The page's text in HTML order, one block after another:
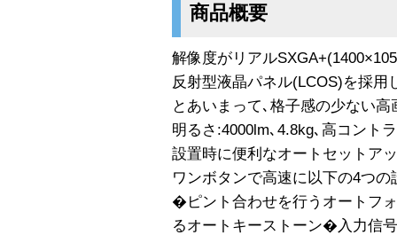
商品概要
解像度がリアル
反射型液晶パネル(LCOS)を採用
とあいまって､格子感の少ない高
明るさ:4000lm､4.8kg､高コント
設置時に便利なオートセットア
ワンボタンで高速に以下の4つ
�ピント合わせを行うオートフ
るオートキーストーン�入力信